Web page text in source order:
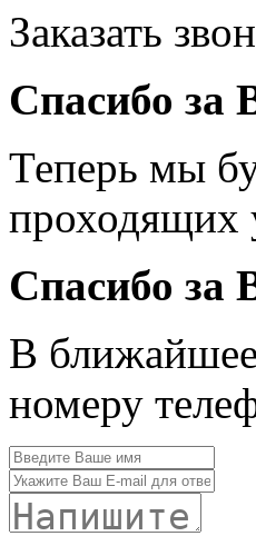
Заказать
Спасибо за
Теперь мы
проходящих
Спасибо за
В
номеру